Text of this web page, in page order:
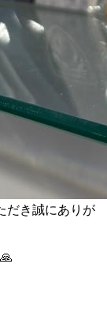
だき誠にありが